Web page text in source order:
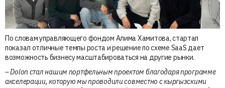
По словам управляющего фондом Алима Хамитова, стартап
показал отличные темпы роста и решение по схеме SaaS дает
возможность бизнесу масштабироваться на другие рынки.
– Dolon стал нашим портфельным проектом благодаря программе
акселерации, которую мы проводили совместно с кыргызскими